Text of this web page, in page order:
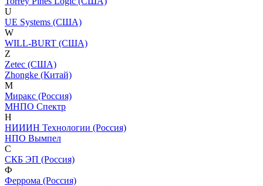
U
UE Systems (США)
W
WILL-BURT (США)
Z
Zetec (США)
Zhongke (Китай)
М
Миракс (Россия)
МНПО Спектр
Н
НИИИН Технологии (Россия)
НПО Вымпел
С
СКБ ЭП (Россия)
Ф
Феррома (Россия)